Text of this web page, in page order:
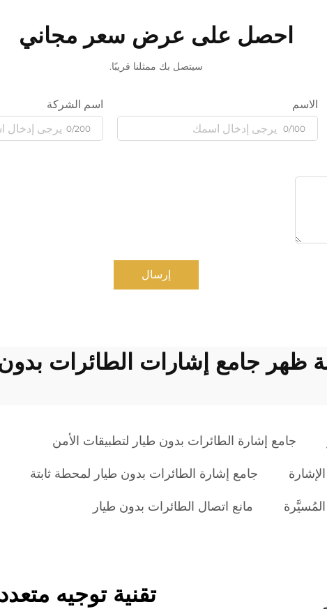
احصل على عرض سعر مجاني
سيتصل بك ممثلنا قريبًا.
الاسم
0/100
اسم الشركة
0/200
إرسال
ظهر جامع إشارات الطائرات
جامع إشارة الطائرات بدون طيار لتطبيقات الأمن
جامع إشارة الطائرات بدون طيار لمحطة ثابتة
مانع اتصال الطائرات بدون طيار
تقنية توجيه